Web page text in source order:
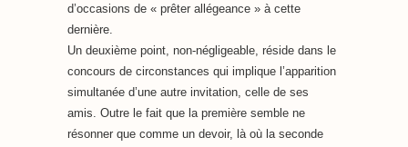
d’occasions de « prêter allégeance » à cette
dernière.
Un deuxième point, non-négligeable, réside dans le
concours de circonstances qui implique l’apparition
simultanée d’une autre invitation, celle de ses
amis. Outre le fait que la première semble ne
résonner que comme un devoir, là où la seconde